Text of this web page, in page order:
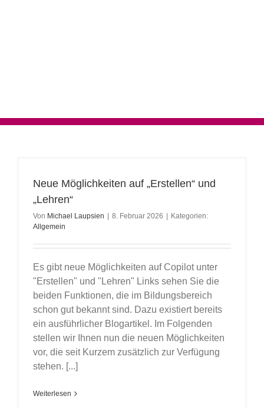
Neue Möglichkeiten auf „Erstellen“ und
„Lehren“
Von Michael Laupsien 8. Februar 2026
Kategorien:
Allgemein
Es gibt neue Möglichkeiten auf Copilot unter
"Erstellen" und "Lehren" Links sehen Sie die
beiden Funktionen, die im Bildungsbereich
schon gut bekannt sind. Dazu existiert bereits
ein ausführlicher Blogartikel. Im Folgenden
stellen wir Ihnen nun die neuen Möglichkeiten
vor, die seit Kurzem zusätzlich zur Verfügung
stehen. [...]
Weiterlesen